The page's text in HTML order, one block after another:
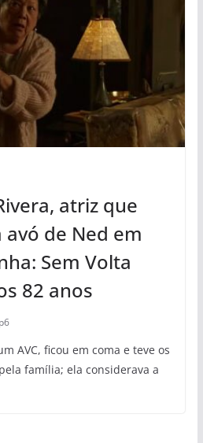
atriz que
de Ned em
Sem Volta
82 anos
AVC, ficou em coma e teve os
família; ela considerava a